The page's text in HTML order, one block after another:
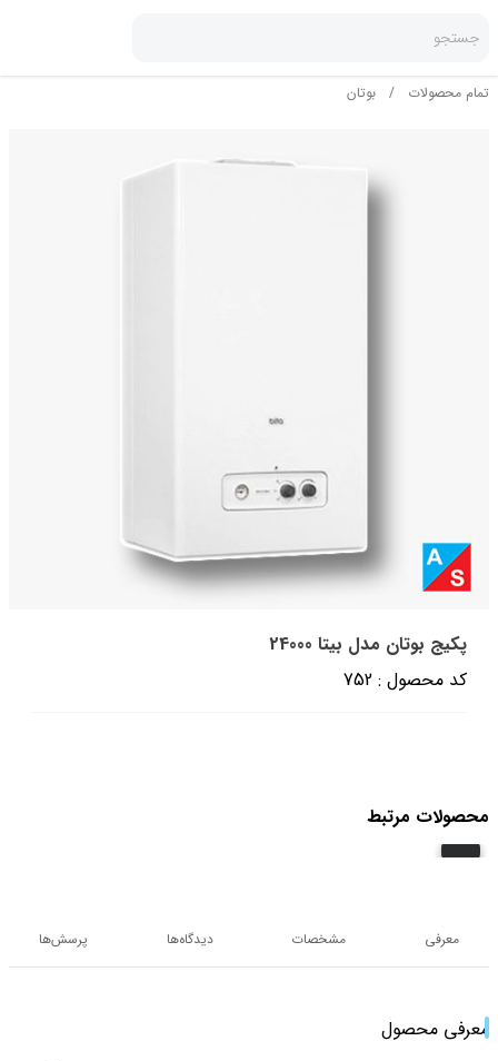
جستجو
تمام محصولات / بوتان
پکیج بوتان مدل بیتا 24000
کد محصول : 752
محصولات مرتبط
معرفی مشخصات دیدگاه‌ها پرسش‌ها
معرفی محصول